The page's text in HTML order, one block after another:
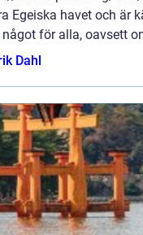
Egeiska havet och är
för alla, oavsett
Dahl